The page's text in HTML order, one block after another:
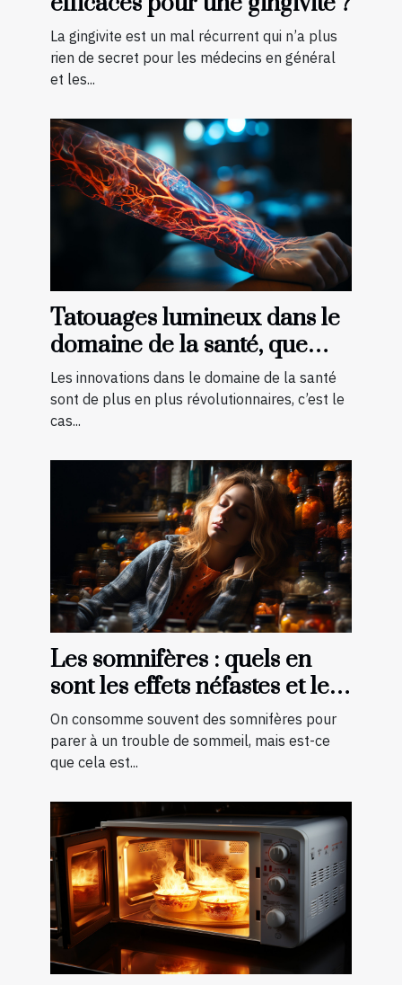
La gingivite est un mal récurrent qui n’a plus
rien de secret pour les médecins en général
et les...
Tatouages lumineux dans le
domaine de la santé, que
faut-il savoir ?
Les innovations dans le domaine de la santé
sont de plus en plus révolutionnaires, c’est le
cas...
Les somnifères : quels en
sont les effets néfastes et les
palliatifs ?
On consomme souvent des somnifères pour
parer à un trouble de sommeil, mais est-ce
que cela est...